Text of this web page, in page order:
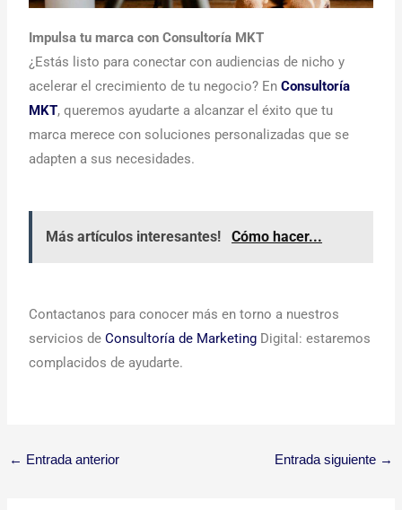
Impulsa tu marca con Consultoría MKT
¿Estás listo para conectar con audiencias de nicho y
acelerar el crecimiento de tu negocio? EnConsultoría
MKT, queremos ayudarte a alcanzar el éxito que tu
marca merece con soluciones personalizadas que se
adapten a sus necesidades.
Más artículos interesantes! Cómo hacer...
Contactanos para conocer más en torno a nuestros
servicios deConsultoría de Marketing Digital: estaremos
complacidos de ayudarte.
← Entrada anterior Entrada siguiente →